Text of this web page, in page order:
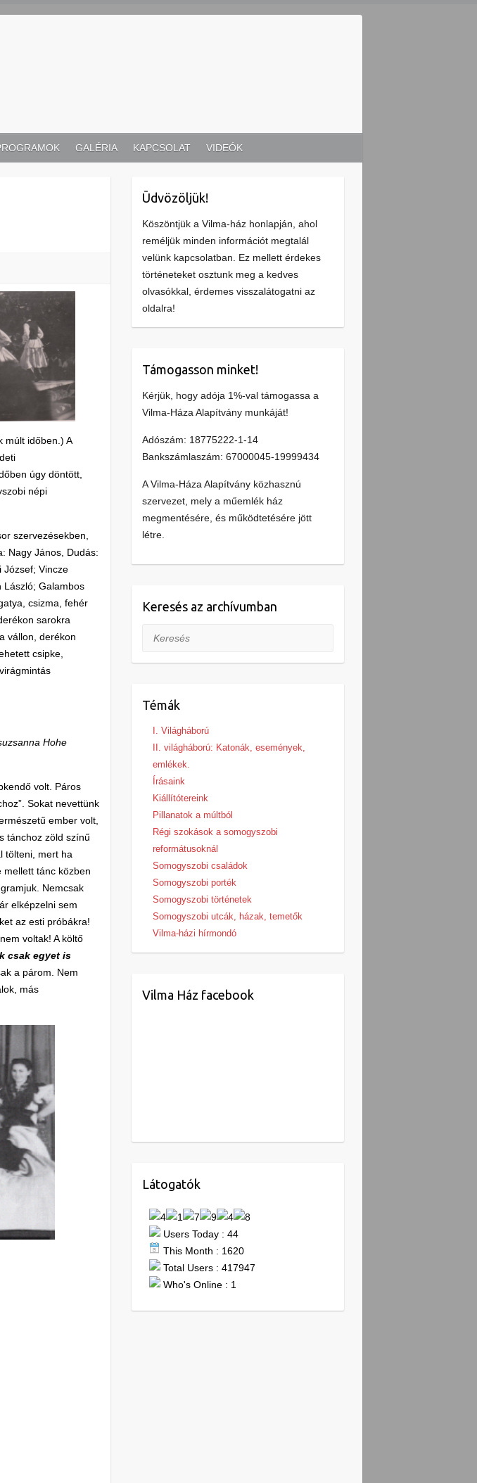
GALÉRIA KAPCSOLAT VIDEÓK
múlt időben.) A
úgy döntött,
népi
szervezésekben,
Nagy János, Dudás:
József; Vincze
László; Galambos
csizma, fehér
sarokra
vállon, derékon
csipke,
Hohe
volt. Páros
Sokat nevettünk
ember volt,
tánchoz zöld színű
tölteni, mert ha
mellett tánc közben
Nemcsak
elképzelni sem
az esti próbákra!
voltak! A költő
csak egyet is
a párom. Nem
más
Üdvözöljük!
Köszöntjük a Vilma-ház honlapján, ahol
reméljük minden információt megtalál
velünk kapcsolatban. Ez mellett érdekes
történeteket osztunk meg a kedves
olvasókkal, érdemes visszalátogatni az
oldalra!
Támogasson minket!
Kérjük, hogy adója 1%-val támogassa a
Vilma-Háza Alapítvány munkáját!
Adószám: 18775222-1-14
Bankszámlaszám: 67000045-19999434
A Vilma-Háza Alapítvány közhasznú
szervezet, mely a műemlék ház
megmentésére, és működtetésére jött
létre.
Keresés az archívumban
Keresés
Témák
I. Világháború
II. világháború: Katonák, események,
emlékek.
Írásaink
Kiállítótereink
Pillanatok a múltból
Régi szokások a somogyszobi
reformátusoknál
Somogyszobi családok
Somogyszobi porték
Somogyszobi történetek
Somogyszobi utcák, házak, temetők
Vilma-házi hírmondó
Vilma Ház facebook
Látogatók
Users Today : 44
This Month : 1620
Total Users : 417947
Who's Online : 1